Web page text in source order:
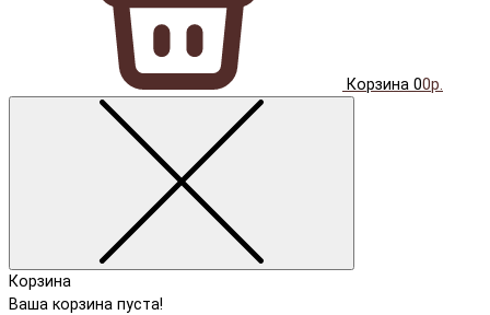
Корзина 00р.
Корзина
Ваша корзина пуста!